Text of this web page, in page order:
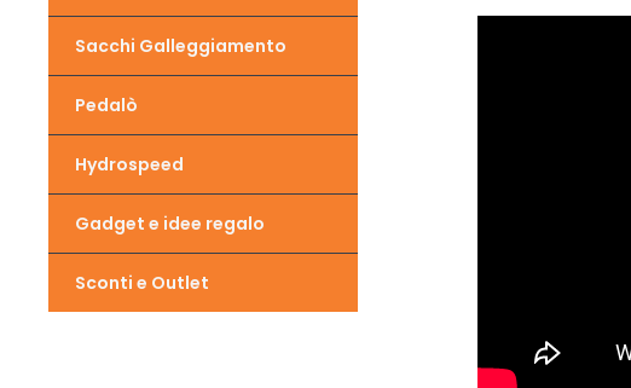
Sacchi Galleggiamento
Pedalò
Hydrospeed
Gadget e idee regalo
Sconti e Outlet